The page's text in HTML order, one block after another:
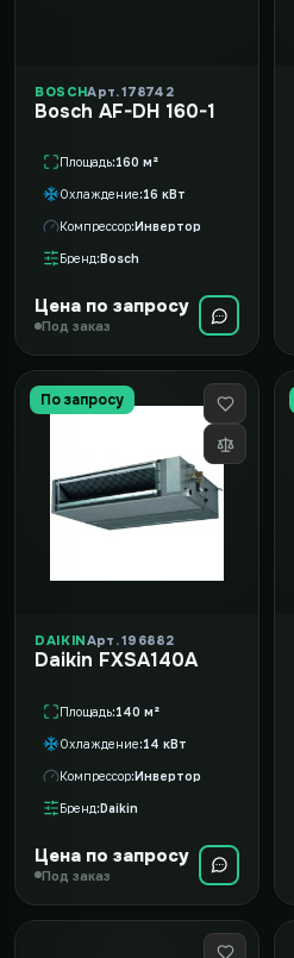
BOSCHАрт. 178742
Bosch AF-DH 160-1
Площадь 160 м²
Охлаждение 16 кВт
Компрессор Инвертор
Бренд Bosch
Цена по запросу
Под заказ
По запросу
DAIKINАрт. 196882
Daikin FXSA140A
Площадь 140 м²
Охлаждение 14 кВт
Компрессор Инвертор
Бренд Daikin
Цена по запросу
Под заказ